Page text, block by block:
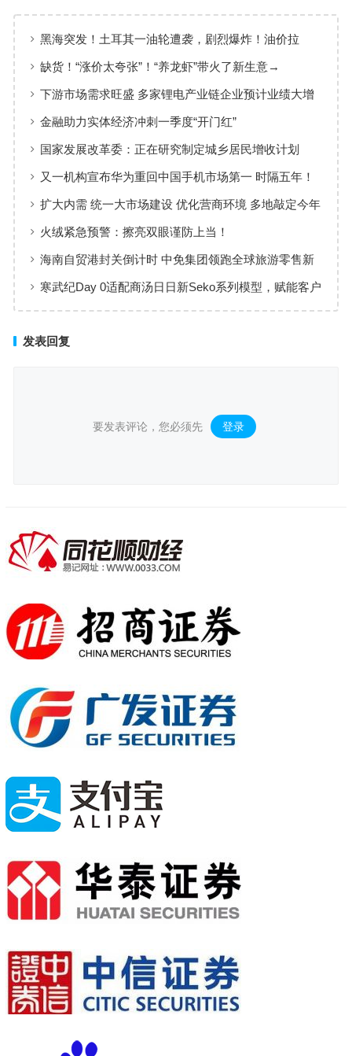
黑海突发！土耳其一油轮遭袭，剧烈爆炸！油价拉
升，亚太市场集体调整
缺货！“涨价太夸张”！“养龙虾”带火了新生意→
下游市场需求旺盛 多家锂电产业链企业预计业绩大增
金融助力实体经济冲刺一季度“开门红”
国家发展改革委：正在研究制定城乡居民增收计划
又一机构宣布华为重回中国手机市场第一 时隔五年！
扩大内需 统一大市场建设 优化营商环境 多地敲定今年
发展改革工作重点
火绒紧急预警：擦亮双眼谨防上当！
海南自贸港封关倒计时 中免集团领跑全球旅游零售新
格局
寒武纪Day 0适配商汤日日新Seko系列模型，赋能客户
发表回复
要发表评论，您必须先 登录 。